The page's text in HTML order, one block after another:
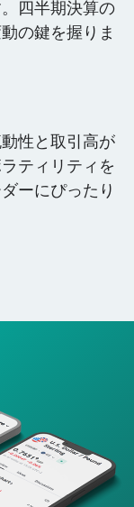
四半期決算の
の鍵を握りま
性と取引高が
ティリティを
ーにぴったり